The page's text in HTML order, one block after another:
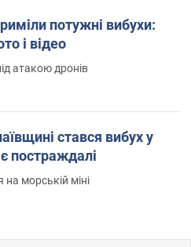
потужні вибухи:
і відео
атакою дронів
стався вибух у
постраждалі
на морській міні